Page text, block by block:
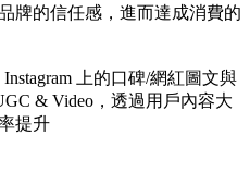
牌的信任感，進而達成消費的
上的口碑/網紅圖文與
& Video，透過用戶內容大
提升